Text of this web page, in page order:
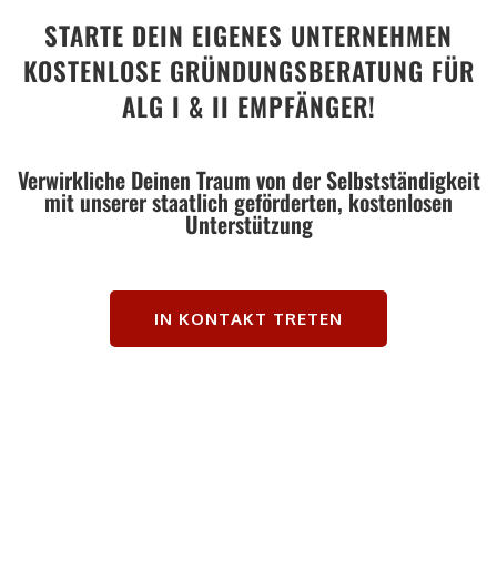
STARTE DEIN EIGENES UNTERNEHMEN
KOSTENLOSE GRÜNDUNGSBERATUNG FÜR
ALG I & II EMPFÄNGER!
Verwirkliche Deinen Traum von der Selbstständigkeit
mit unserer staatlich geförderten, kostenlosen
Unterstützung
IN KONTAKT TRETEN